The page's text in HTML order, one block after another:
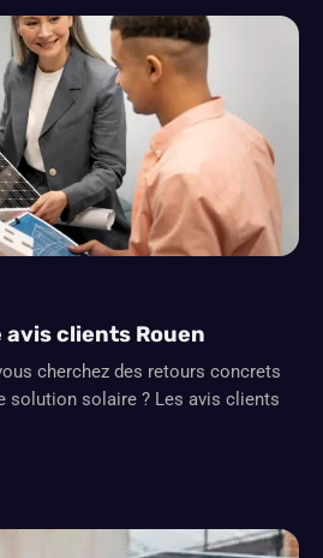
clients Rouen
cherchez des retours concrets
solution solaire ? Les avis clients